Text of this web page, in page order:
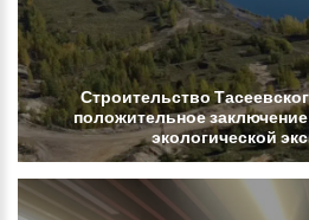
Строительство
положительноезаключение
экологической